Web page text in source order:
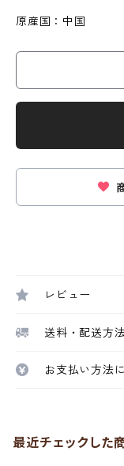
原産国：中国
レビュー
送料・配送方
お支払い方法
最近チェックした